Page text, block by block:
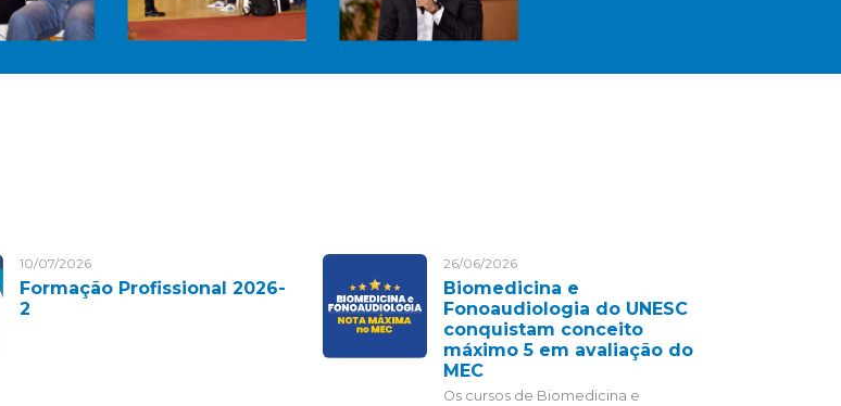
10/07/2026
Formação Profissional 2026-
2
26/06/2026
Biomedicina e
Fonoaudiologia do UNESC
conquistam conceito
máximo 5 em avaliação do
MEC
Os cursos de Biomedicina e